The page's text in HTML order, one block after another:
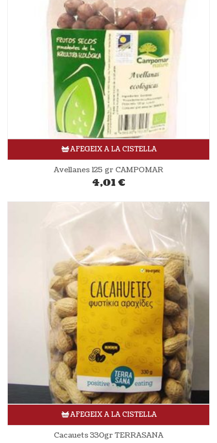
AFEGEIX A LA CISTELLA
Avellanes 125 gr CAMPOMAR
4,01 €
AFEGEIX A LA CISTELLA
Cacauets 330gr TERRASANA